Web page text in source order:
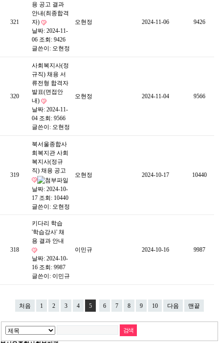
321
용 공고 결과
안내(최종합격
자)
날짜: 2024-11-
06 조회: 9426
글쓴이: 오현정
오현정 2024-11-06 9426
320
사회복지사(정
규직) 채용 서
류전형 합격자
발표(면접안
내)
날짜: 2024-11-
04 조회: 9566
글쓴이: 오현정
오현정 2024-11-04 9566
319
북서울종합사
회복지관 사회
복지사(정규
직) 채용 공고
날짜: 2024-10-
17 조회: 10440
글쓴이: 오현정
오현정 2024-10-17 10440
318
키다리 학습
'학습강사' 채
용 결과 안내
날짜: 2024-10-
16 조회: 9987
글쓴이: 이민규
이민규 2024-10-16 9987
처음 1 2 3 4 5 6 7 8 9 10 다음 맨끝